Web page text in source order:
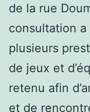
de la rue
consultation
plusieurs
de jeux et
retenu afin
et de